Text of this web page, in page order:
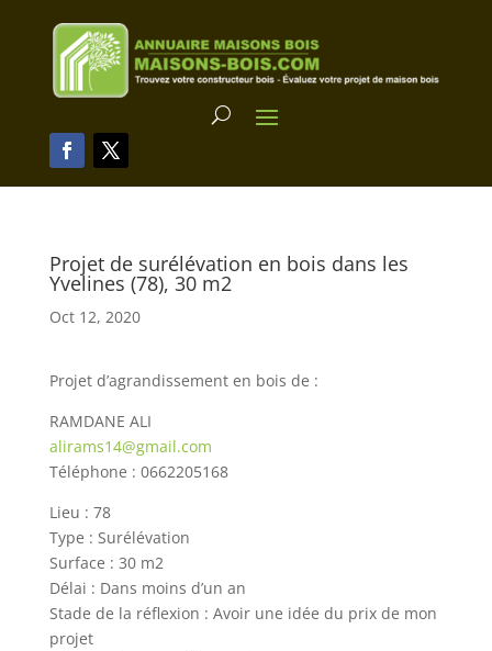
Projet de surélévation en bois dans les
Yvelines (78), 30 m2
Oct 12, 2020
Projet d’agrandissement en bois de :
RAMDANE ALI
alirams14@gmail.com
Téléphone : 0662205168
Lieu : 78
Type : Surélévation
Surface : 30 m2
Délai : Dans moins d’un an
Stade de la réflexion : Avoir une idée du prix de mon
projet